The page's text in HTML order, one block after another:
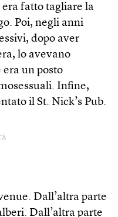
fatto tagliare la
Poi, negli anni
dopo aver
lo avevano
un posto
Infine,
il St. Nick’s Pub.
Dall’altra parte
Dall’altra parte